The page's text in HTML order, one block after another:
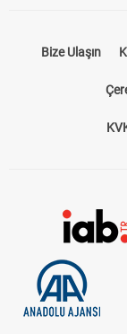
Bize Ulaşın